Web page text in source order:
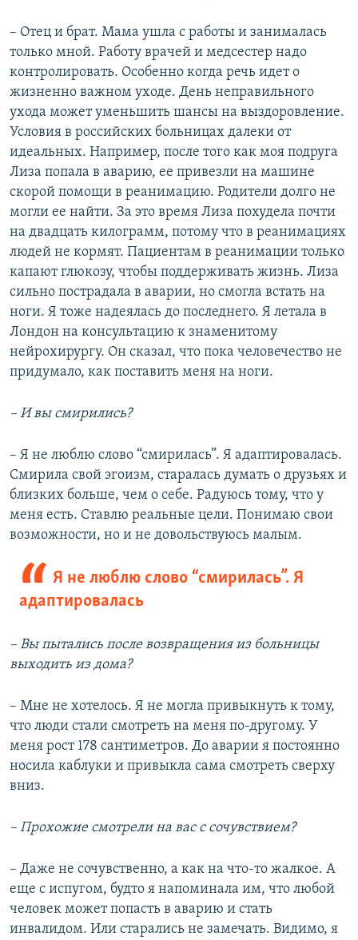
– Отец и брат. Мама ушла с работы и занималась
только мной. Работу врачей и медсестер надо
контролировать. Особенно когда речь идет о
жизненно важном уходе. День неправильного
ухода может уменьшить шансы на выздоровление.
Условия в российских больницах далеки от
идеальных. Например, после того как моя подруга
Лиза попала в аварию, ее привезли на машине
скорой помощи в реанимацию. Родители долго не
могли ее найти. За это время Лиза похудела почти
на двадцать килограмм, потому что в реанимациях
людей не кормят. Пациентам в реанимации только
капают глюкозу, чтобы поддерживать жизнь. Лиза
сильно пострадала в аварии, но смогла встать на
ноги. Я тоже надеялась до последнего. Я летала в
Лондон на консультацию к знаменитому
нейрохирургу. Он сказал, что пока человечество не
придумало, как поставить меня на ноги.
– И вы смирились?
– Я не люблю слово “смирилась”. Я адаптировалась.
Смирила свой эгоизм, старалась думать о друзьях и
близких больше, чем о себе. Радуюсь тому, что у
меня есть. Ставлю реальные цели. Понимаю свои
возможности, но и не довольствуюсь малым.
Я не люблю слово “смирилась”. Я
адаптировалась
– Вы пытались после возвращения из больницы
выходить из дома?
– Мне не хотелось. Я не могла привыкнуть к тому,
что люди стали смотреть на меня по-другому. У
меня рост 178 сантиметров. До аварии я постоянно
носила каблуки и привыкла сама смотреть сверху
вниз.
– Прохожие смотрели на вас с сочувствием?
– Даже не сочувственно, а как на что-то жалкое. А
еще с испугом, будто я напоминала им, что любой
человек может попасть в аварию и стать
инвалидом. Или старались не замечать. Видимо, я